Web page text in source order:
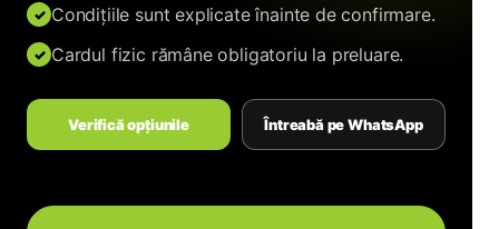
Condițiile sunt explicate înainte de confirmare.
Cardul fizic rămâne obligatoriu la preluare.
Verifică opțiunile Întreabă pe WhatsApp